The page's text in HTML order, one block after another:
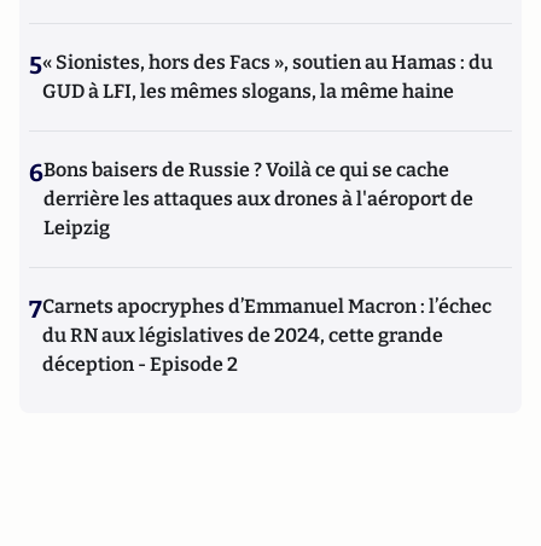
5« Sionistes, hors des Facs », soutien au Hamas : du
GUD à LFI, les mêmes slogans, la même haine
6Bons baisers de Russie ? Voilà ce qui se cache
derrière les attaques aux drones à l'aéroport de
Leipzig
7Carnets apocryphes d’Emmanuel Macron : l’échec
du RN aux législatives de 2024, cette grande
déception - Episode 2